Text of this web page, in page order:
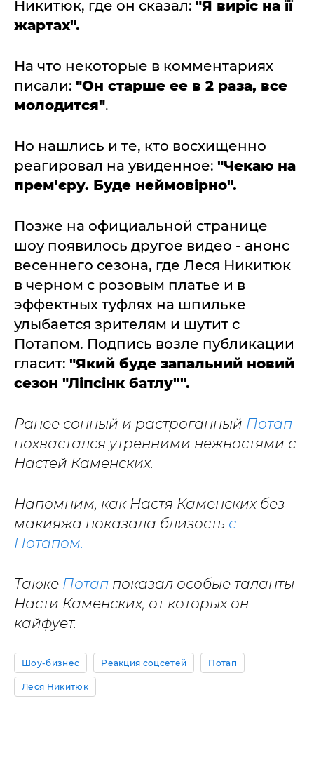
Никитюк, где он сказал: "Я виріс на її
жартах".
На что некоторые в комментариях
писали: "Он старше ее в 2 раза, все
молодится".
Но нашлись и те, кто восхищенно
реагировал на увиденное: "Чекаю на
прем'єру. Буде неймовірно".
Позже на официальной странице
шоу появилось другое видео - анонс
весеннего сезона, где Леся Никитюк
в черном с розовым платье и в
эффектных туфлях на шпильке
улыбается зрителям и шутит с
Потапом. Подпись возле публикации
гласит: "Який буде запальний новий
сезон "Ліпсінк батлу"".
Ранее сонный и растроганный Потап
похвастался утренними нежностями с
Настей Каменских.
Напомним, как Настя Каменских без
макияжа показала близость с
Потапом.
Также Потап показал особые таланты
Насти Каменских, от которых он
кайфует.
Шоу-бизнес Реакция соцсетей Потап
Леся Никитюк